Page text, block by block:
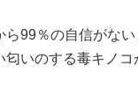
ら99％の自信がな
匂いのする毒キノコ